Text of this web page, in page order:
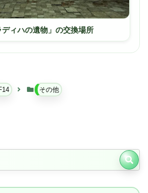
ディハの遺物」の交換場所
その他